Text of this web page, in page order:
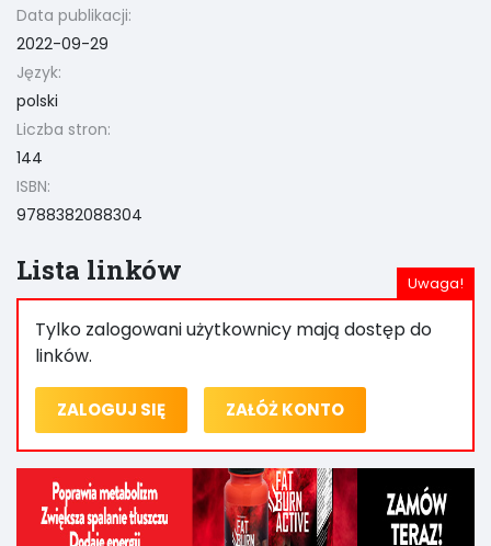
Data publikacji:
2022-09-29
Język:
polski
Liczba stron:
144
ISBN:
9788382088304
Lista linków
Tylko zalogowani użytkownicy mają dostęp do
linków.
ZALOGUJ SIĘ ZAŁÓŻ KONTO